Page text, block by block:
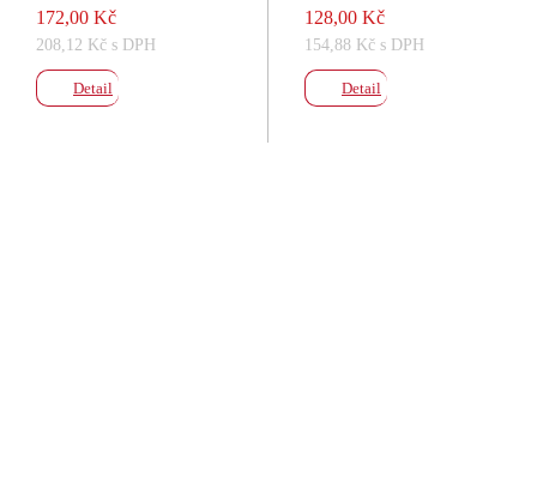
172,00 Kč
208,12 Kč s DPH
Detail
128,00 Kč
154,88 Kč s DPH
Detail